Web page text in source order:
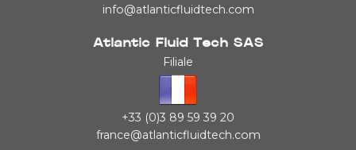
info@atlanticfluidtech.com
Atlantic Fluid Tech SAS
Filiale
+33 (0)3 89 59 39 20
france@atlanticfluidtech.com